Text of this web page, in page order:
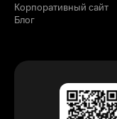
Корпоративный сайт
Блог